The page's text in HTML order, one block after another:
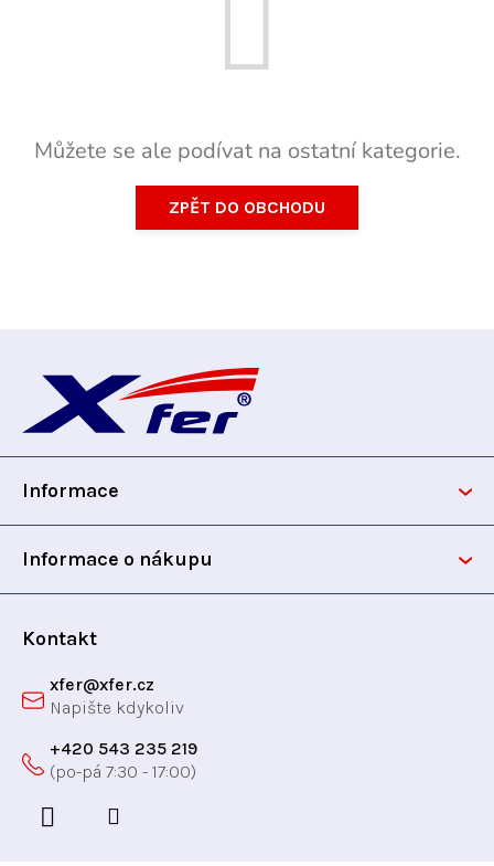
Můžete se ale podívat na ostatní kategorie.
ZPĚT DO OBCHODU
p
Informace
Informace o nákupu
Kontakt
xfer@xfer.cz
+420 543 235 219